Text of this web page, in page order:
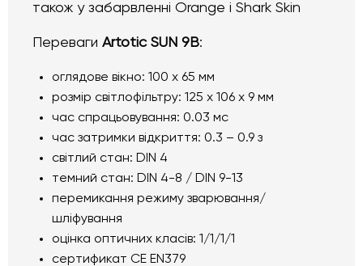
також у забарвленні Orange і Shark Skin
Переваги Artotic SUN 9B:
оглядове вікно: 100 х 65 мм
розмір світлофільтру: 125 х 106 х 9 мм
час спрацьовування: 0.03 мс
час затримки відкриття: 0.3 – 0.9 з
світлий стан: DIN 4
темний стан: DIN 4-8 / DIN 9-13
перемикання режиму зварювання/
шліфування
оцінка оптичних класів: 1/1/1/1
сертификат СE EN379